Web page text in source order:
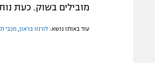
מובילים בשוק. כעת
עוד באותו נושא: לורנזו בראון מכבי